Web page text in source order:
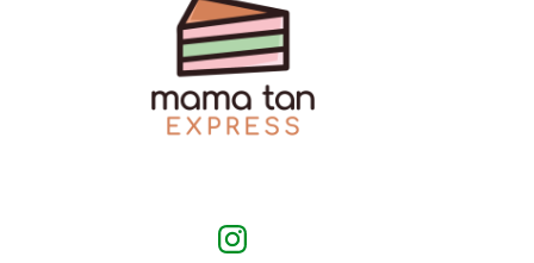
Mama Tan Express Instagram Pagina